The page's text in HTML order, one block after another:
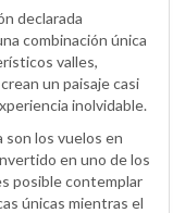
declarada
combinación única
valles,
un paisaje casi
inolvidable.
son los vuelos en
en uno de los
posible contemplar
únicas mientras el